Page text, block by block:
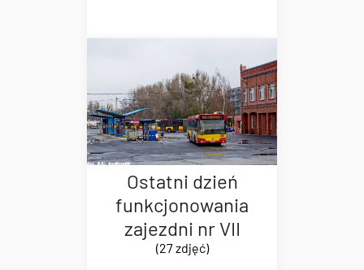
Ostatni dzień
funkcjonowania
zajezdni nr VII
(27 zdjęć)